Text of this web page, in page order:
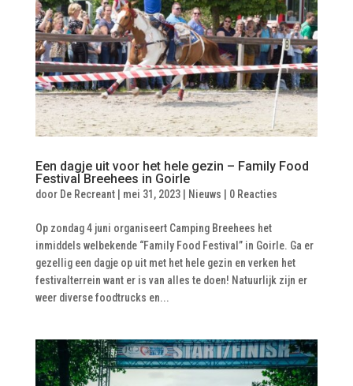
Een dagje uit voor het hele gezin – Family Food
Festival Breehees in Goirle
door De Recreant| mei 31, 2023| Nieuws 0 Reacties
Op zondag 4 juni organiseert Camping Breehees het
inmiddels welbekende “Family Food Festival” in Goirle. Ga er
gezellig een dagje op uit met het hele gezin en verken het
festivalterrein want er is van alles te doen! Natuurlijk zijn er
weer diverse foodtrucks en...